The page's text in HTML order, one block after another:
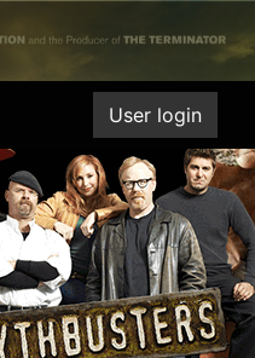
User login